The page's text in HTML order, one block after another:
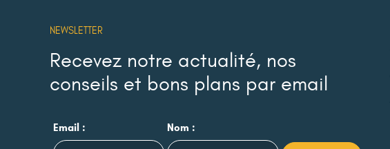
NEWSLETTER
Recevez notre actualité, nos
conseils et bons plans par email
Email : Nom :